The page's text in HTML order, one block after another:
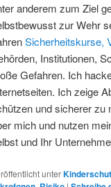
anderem zum Ziel
zur Wehr
Sicherheitskurse,
Institutionen,
Gefahren. Ich
Ich zeige
und sicherer zu
mich und nutzen
und Ihr
unter